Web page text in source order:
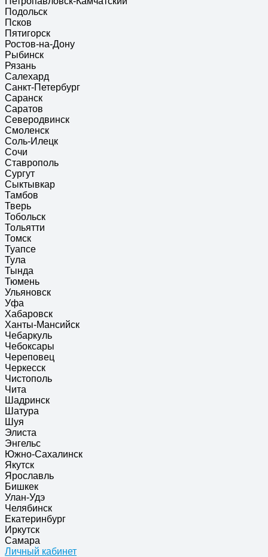
Подольск
Псков
Пятигорск
Ростов-на-Дону
Рыбинск
Рязань
Салехард
Санкт-Петербург
Саранск
Саратов
Северодвинск
Смоленск
Соль-Илецк
Сочи
Ставрополь
Сургут
Сыктывкар
Тамбов
Тверь
Тобольск
Тольятти
Томск
Туапсе
Тула
Тында
Тюмень
Ульяновск
Уфа
Хабаровск
Ханты-Мансийск
Чебаркуль
Чебоксары
Череповец
Черкесск
Чистополь
Чита
Шадринск
Шатура
Шуя
Элиста
Энгельс
Южно-Сахалинск
Якутск
Ярославль
Бишкек
Улан-Удэ
Челябинск
Екатеринбург
Иркутск
Самара
Личный кабинет